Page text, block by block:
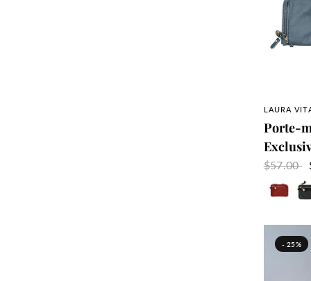
LAURA
Porte-
$57.00
- 25%